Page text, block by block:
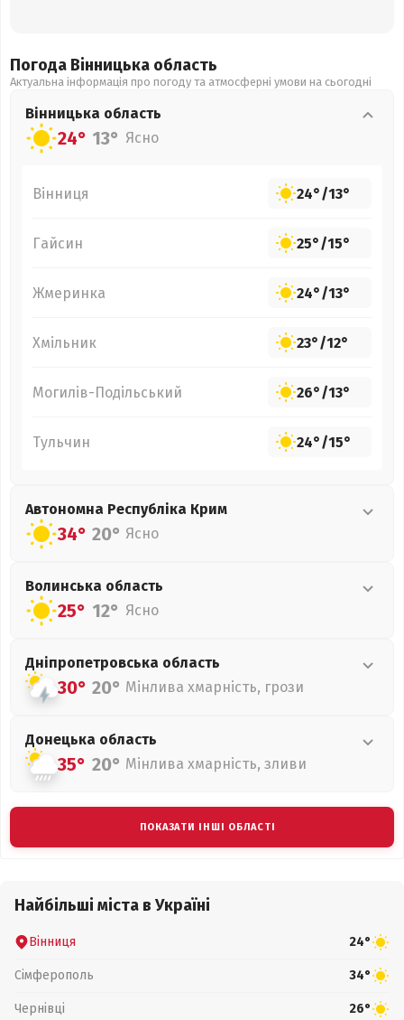
Погода Вінницька область
Актуальна інформація про погоду та атмосферні умови на сьогодні
Вінницька область
24° 13° Ясно
Вінниця 24°/13°
Гайсин 25°/15°
Жмеринка 24°/13°
Хмільник 23°/12°
Могилів-Подільський 26°/13°
Тульчин 24°/15°
Автономна Республіка Крим
34° 20° Ясно
Волинська область
25° 12° Ясно
Дніпропетровська область
30° 20° Мінлива хмарність, грози
Донецька область
35° 20° Мінлива хмарність, зливи
ПОКАЗАТИ ІНШІ ОБЛАСТІ
Найбільші міста в Україні
Вінниця 24°
Сімферополь 34°
Чернівці 26°